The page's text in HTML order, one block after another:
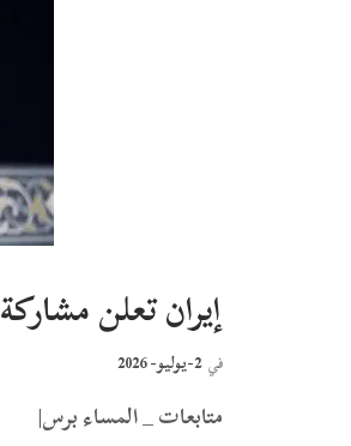
إيران تعلن مشاركة 100 دولة في مراسم تشييع الشهيد المرشد علي خامنئي
في 2-يوليو- 2026
متابعات _ المساء برس|